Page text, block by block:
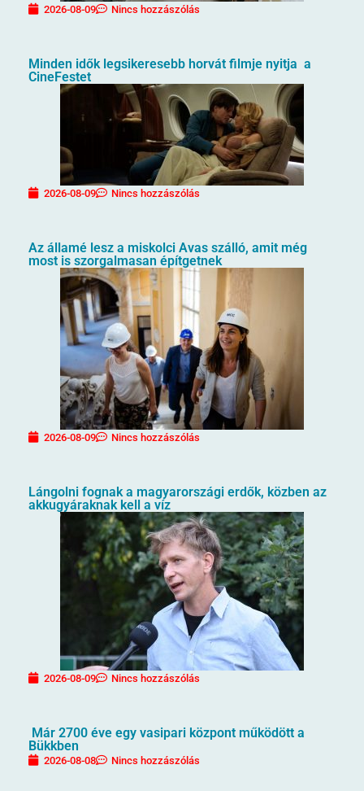
2026-08-09 Nincs hozzászólás
Minden idők legsikeresebb horvát filmje nyitja a
CineFestet
2026-08-09 Nincs hozzászólás
Az államé lesz a miskolci Avas szálló, amit még
most is szorgalmasan építgetnek
2026-08-09 Nincs hozzászólás
Lángolni fognak a magyarországi erdők, közben az
akkugyáraknak kell a víz
2026-08-09 Nincs hozzászólás
Már 2700 éve egy vasipari központ működött a
Bükkben
2026-08-08 Nincs hozzászólás